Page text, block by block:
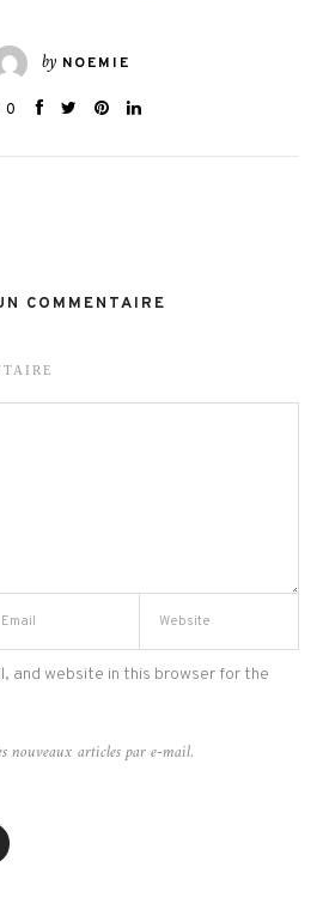
by NOEMIE
0
COMMENTAIRE
and website in this browser for the
nouveaux articles par e-mail.